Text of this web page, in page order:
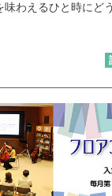
味わえるひと時にど